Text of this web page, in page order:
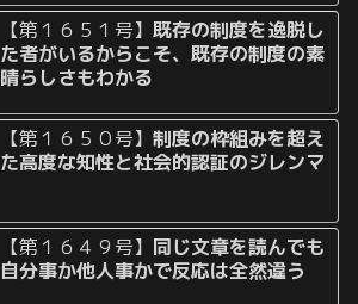
【第１６５１号】既存の制度を逸脱し
た者がいるからこそ、既存の制度の素
晴らしさもわかる
【第１６５０号】制度の枠組みを超え
た高度な知性と社会的認証のジレンマ
【第１６４９号】 同じ文章を読んでも
自分事か他人事かで反応は全然違う